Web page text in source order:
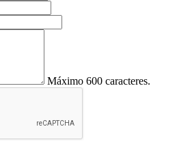
Máximo 600 caracteres.